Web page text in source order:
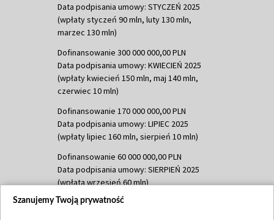
Data podpisania umowy: STYCZEŃ 2025
(wpłaty styczeń 90 mln, luty 130 mln,
marzec 130 mln)
Dofinansowanie 300 000 000,00 PLN
Data podpisania umowy: KWIECIEŃ 2025
(wpłaty kwiecień 150 mln, maj 140 mln,
czerwiec 10 mln)
Dofinansowanie 170 000 000,00 PLN
Data podpisania umowy: LIPIEC 2025
(wpłaty lipiec 160 mln, sierpień 10 mln)
Dofinansowanie 60 000 000,00 PLN
Data podpisania umowy: SIERPIEŃ 2025
(wpłata wrzesień 60 mln)
Dofinansowanie 635 783 051,21 PLN
Szanujemy Twoją prywatność